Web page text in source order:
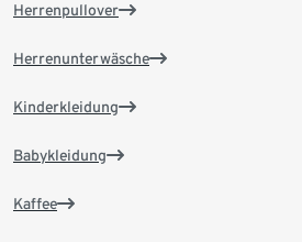
Herrenpullover
Herrenunterwäsche
Kinderkleidung
Babykleidung
Kaffee